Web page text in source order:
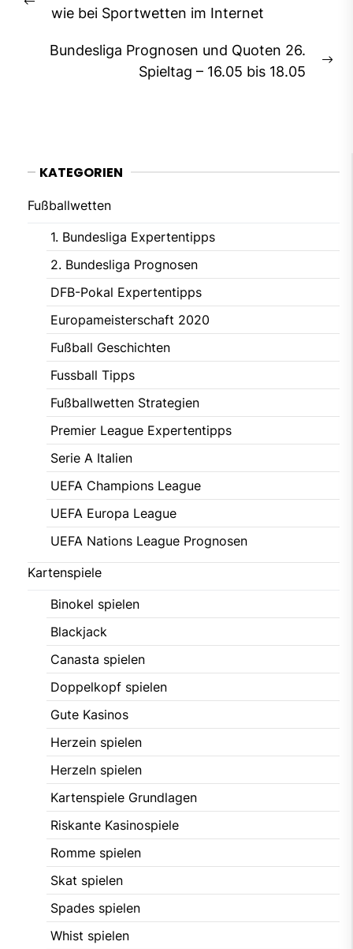
Previous
wie bei Sportwetten im Internet
Bundesliga Prognosen und Quoten 26.
Spieltag – 16.05 bis 18.05
KATEGORIEN
Fußballwetten
1. Bundesliga Expertentipps
2. Bundesliga Prognosen
DFB-Pokal Expertentipps
Europameisterschaft 2020
Fußball Geschichten
Fussball Tipps
Fußballwetten Strategien
Premier League Expertentipps
Serie A Italien
UEFA Champions League
UEFA Europa League
UEFA Nations League Prognosen
Kartenspiele
Binokel spielen
Blackjack
Canasta spielen
Doppelkopf spielen
Gute Kasinos
Herzein spielen
Herzeln spielen
Kartenspiele Grundlagen
Riskante Kasinospiele
Romme spielen
Skat spielen
Spades spielen
Whist spielen